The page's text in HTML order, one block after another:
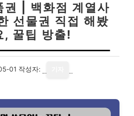
권 | 백화점 계열사
선물권 직접 해봤
, 꿀팁 방출!
01 작성자: